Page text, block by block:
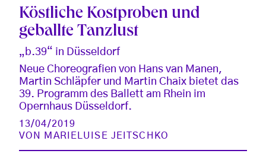
Köstliche Kostproben und
geballte Tanzlust
„b.39“ in Düsseldorf
Neue Choreografien von Hans van Manen,
Martin Schläpfer und Martin Chaix bietet das
39. Programm des Ballett am Rhein im
Opernhaus Düsseldorf.
13/04/2019
VON MARIELUISE JEITSCHKO